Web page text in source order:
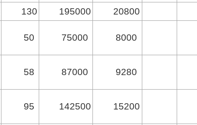
130 195000 20800
50 75000 8000
58 87000 9280
95 142500 15200